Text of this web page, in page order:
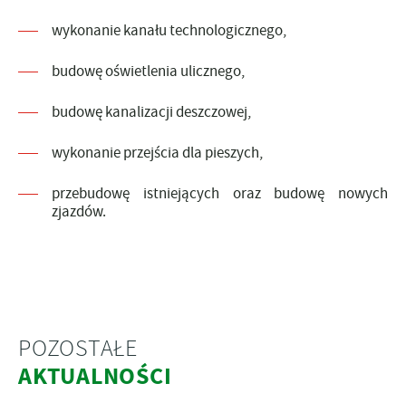
wykonanie kanału technologicznego,
budowę oświetlenia ulicznego,
budowę kanalizacji deszczowej,
wykonanie przejścia dla pieszych,
przebudowę istniejących oraz budowę nowych
zjazdów.
POZOSTAŁE
AKTUALNOŚCI